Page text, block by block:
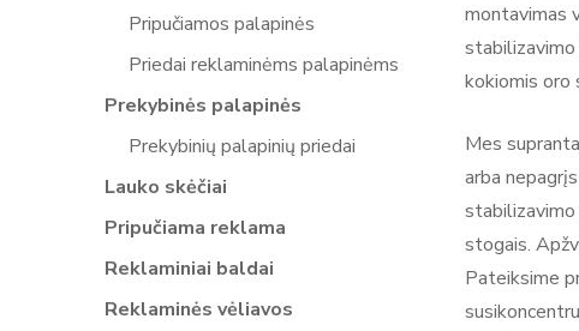
Pripučiamos palapinės
Priedai reklaminėms palapinėms
Prekybinės palapinės
Prekybinių palapinių priedai
Lauko skėčiai
Pripučiama reklama
Reklaminiai baldai
Reklaminės vėliavos
montavimas
stabilizavimo
kokiomis oro
Mes
arba
stogais.
Pateiksime